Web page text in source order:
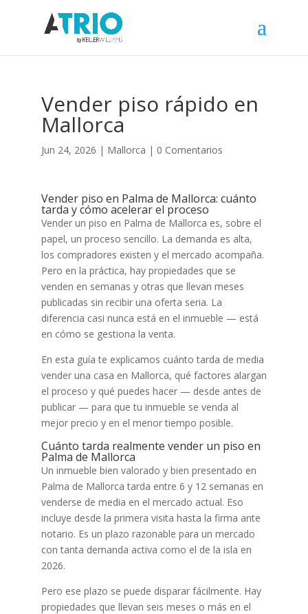
Vender piso rápido en
Mallorca
Jun 24, 2026 | Mallorca | 0 Comentarios
Vender piso en Palma de Mallorca: cuánto
tarda y cómo acelerar el proceso
Vender un piso en Palma de Mallorca es, sobre el
papel, un proceso sencillo. La demanda es alta,
los compradores existen y el mercado acompaña.
Pero en la práctica, hay propiedades que se
venden en semanas y otras que llevan meses
publicadas sin recibir una oferta seria. La
diferencia casi nunca está en el inmueble — está
en cómo se gestiona la venta.
En esta guía te explicamos cuánto tarda de media
vender una casa en Mallorca, qué factores alargan
el proceso y qué puedes hacer — desde antes de
publicar — para que tu inmueble se venda al
mejor precio y en el menor tiempo posible.
Cuánto tarda realmente vender un piso en
Palma de Mallorca
Un inmueble bien valorado y bien presentado en
Palma de Mallorca tarda entre 6 y 12 semanas en
venderse de media en el mercado actual. Eso
incluye desde la primera visita hasta la firma ante
notario. Es un plazo razonable para un mercado
con tanta demanda activa como el de la isla en
2026.
Pero ese plazo se puede disparar fácilmente. Hay
propiedades que llevan seis meses o más en el